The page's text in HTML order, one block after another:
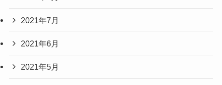
2021年7月
2021年6月
2021年5月